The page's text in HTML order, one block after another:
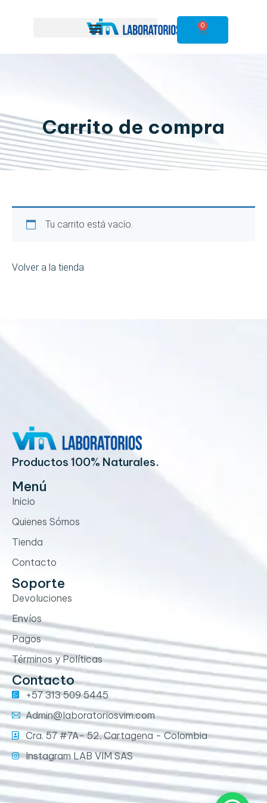
0
Carrito de compra
Tu carrito está vacío.
Volver a la tienda
Productos 100% Naturales.
Menú
Inicio
Quienes Sómos
Tienda
Contacto
Soporte
Devoluciones
Envíos
Pagos
Términos y Políticas
Contacto
+57 313 509 5445
Admin@laboratoriosvim.com
Cra. 57 #7A- 52, Cartagena - Colombia
Instagram LAB VIM SAS